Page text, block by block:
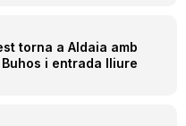
torna a Aldaia amb
Buhos i entrada lliure